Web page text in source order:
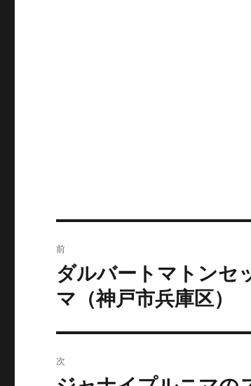
稿
ナ
ゲ
前
前
の
稿:
ダルバートマトン
マ（神戸市兵庫区）
次
次